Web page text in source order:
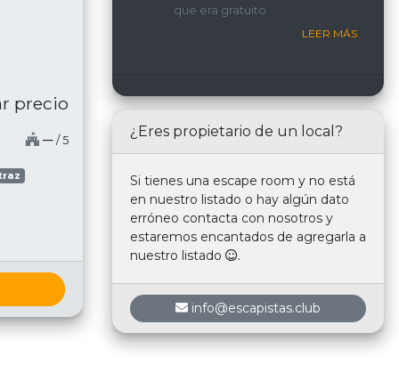
precio
─ / 5
nosotros.
que era gratuito
LEER MÁS
¿Eres propietario de un local?
Si tienes una escape room y no está
en nuestro listado o hay algún dato
erróneo contacta con nosotros y
estaremos encantados de agregarla a
nuestro listado
.
info@escapistas.club